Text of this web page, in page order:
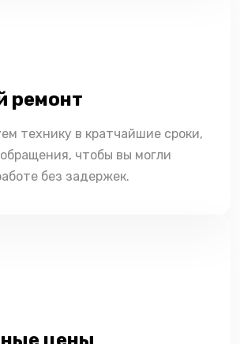
ремонт
технику в кратчайшие сроки,
чтобы вы могли
без задержек.